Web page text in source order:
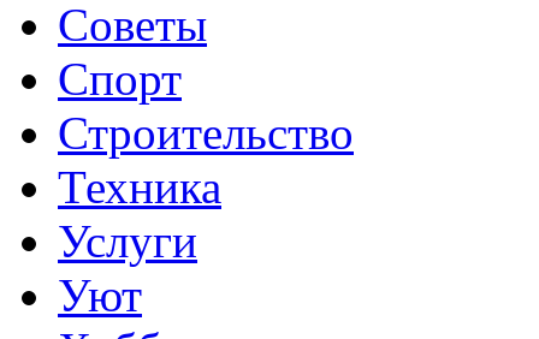
Советы
Спорт
Строительство
Техника
Услуги
Уют